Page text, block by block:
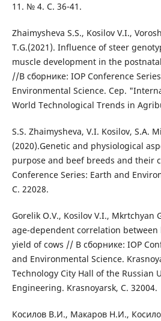
11. № 4. С. 36-41.
Zhaimysheva S.S., Kosilov V.I.,
T.G.(2021). Influence of steer
muscle development in the
//В сборнике: IOP Conference
Environmental Science. Сер.
World Technological Trends in
S.S. Zhaimysheva, V.I. Kosilov, S.A.
(2020).Genetic and physiological
purpose and beef breeds and their
Conference Series: Earth and
С. 22028.
Gorelik O.V., Kosilov V.I., Mkrtchyan
age-dependent correlation
yield of cows // В сборнике: IOP
and Environmental Science.
Technology City Hall of the Russian
Engineering. Krasnoyarsk, С. 32004.
Косилов В.И., Макаров Н.И.,